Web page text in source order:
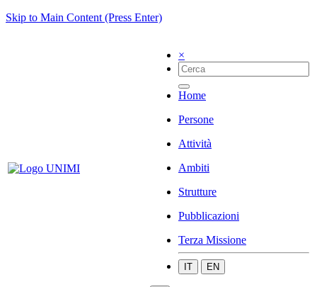
Skip to Main Content (Press Enter)
×
Home
Persone
Attività
Ambiti
Strutture
Pubblicazioni
Terza Missione
IT EN